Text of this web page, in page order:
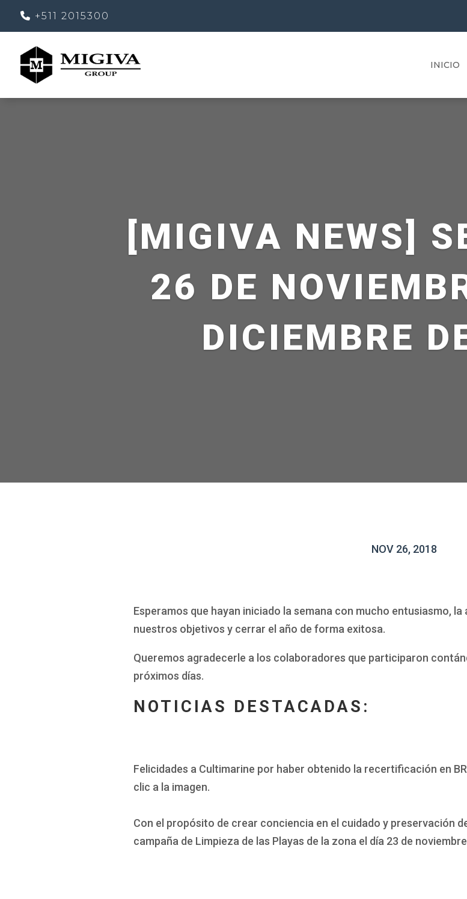
+511 2015300
INICIO
[MIGIVA NEWS]
26 DE
DICIEMBRE
NOV 26, 2018
Esperamos que hayan iniciado la semana con mucho entusiasmo,
nuestros objetivos y cerrar el año de forma exitosa.
Queremos agradecerle a los colaboradores que participaron
próximos días.
NOTICIAS DESTACADAS:
Felicidades a Cultimarine por haber obtenido la recertificación en
clic a la imagen.
Con el propósito de crear conciencia en el cuidado y preservación
campaña de Limpieza de las Playas de la zona el día 23 de